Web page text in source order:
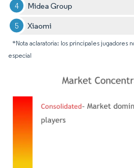
Midea Group
Xiaomi
*Nota aclaratoria: los principales jugadores
especial